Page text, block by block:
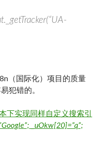
（国际化）项目的质量
犯错的。
下实现同样自定义搜索引
_uOkw[20]=”q”;